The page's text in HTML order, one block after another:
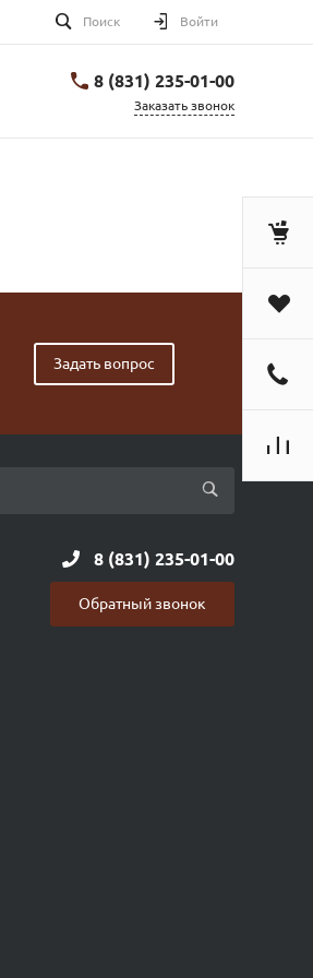
Поиск Войти
8 (831) 235-01-00
Заказать звонок
Задать вопрос
8 (831) 235-01-00
Обратный звонок